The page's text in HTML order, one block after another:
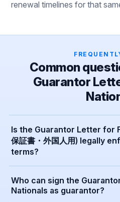
renewal timelines for that
Common
Guarantor
Is the Guarantor Letter for
保証書・外国人用) legally
terms?
Who can sign the
Nationals as guarantor?